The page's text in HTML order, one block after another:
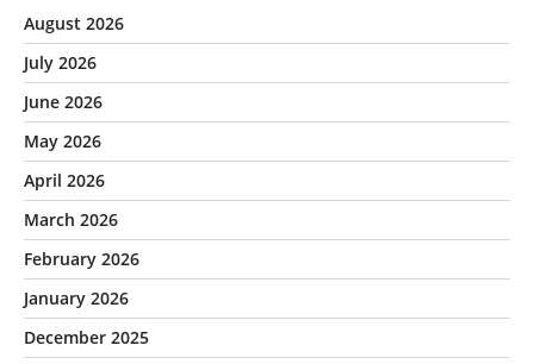
August 2026
July 2026
June 2026
May 2026
April 2026
March 2026
February 2026
January 2026
December 2025